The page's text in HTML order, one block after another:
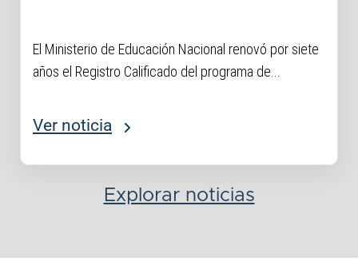
El Ministerio de Educación Nacional renovó por siete
años el Registro Calificado del programa de...
Ver noticia
Explorar noticias